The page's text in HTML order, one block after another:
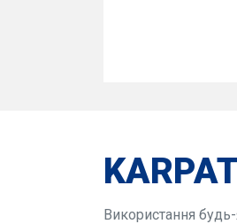
Використання